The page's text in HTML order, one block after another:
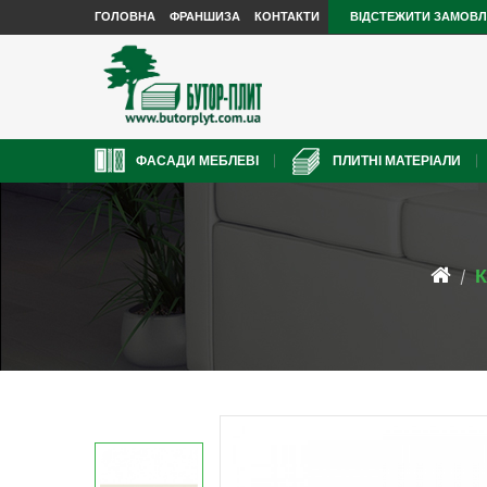
ГОЛОВНА ФРАНШИЗА КОНТАКТИ ВІДСТЕЖИТИ
ФАСАДИ МЕБЛЕВІ ПЛИТНІ МАТЕРІАЛИ